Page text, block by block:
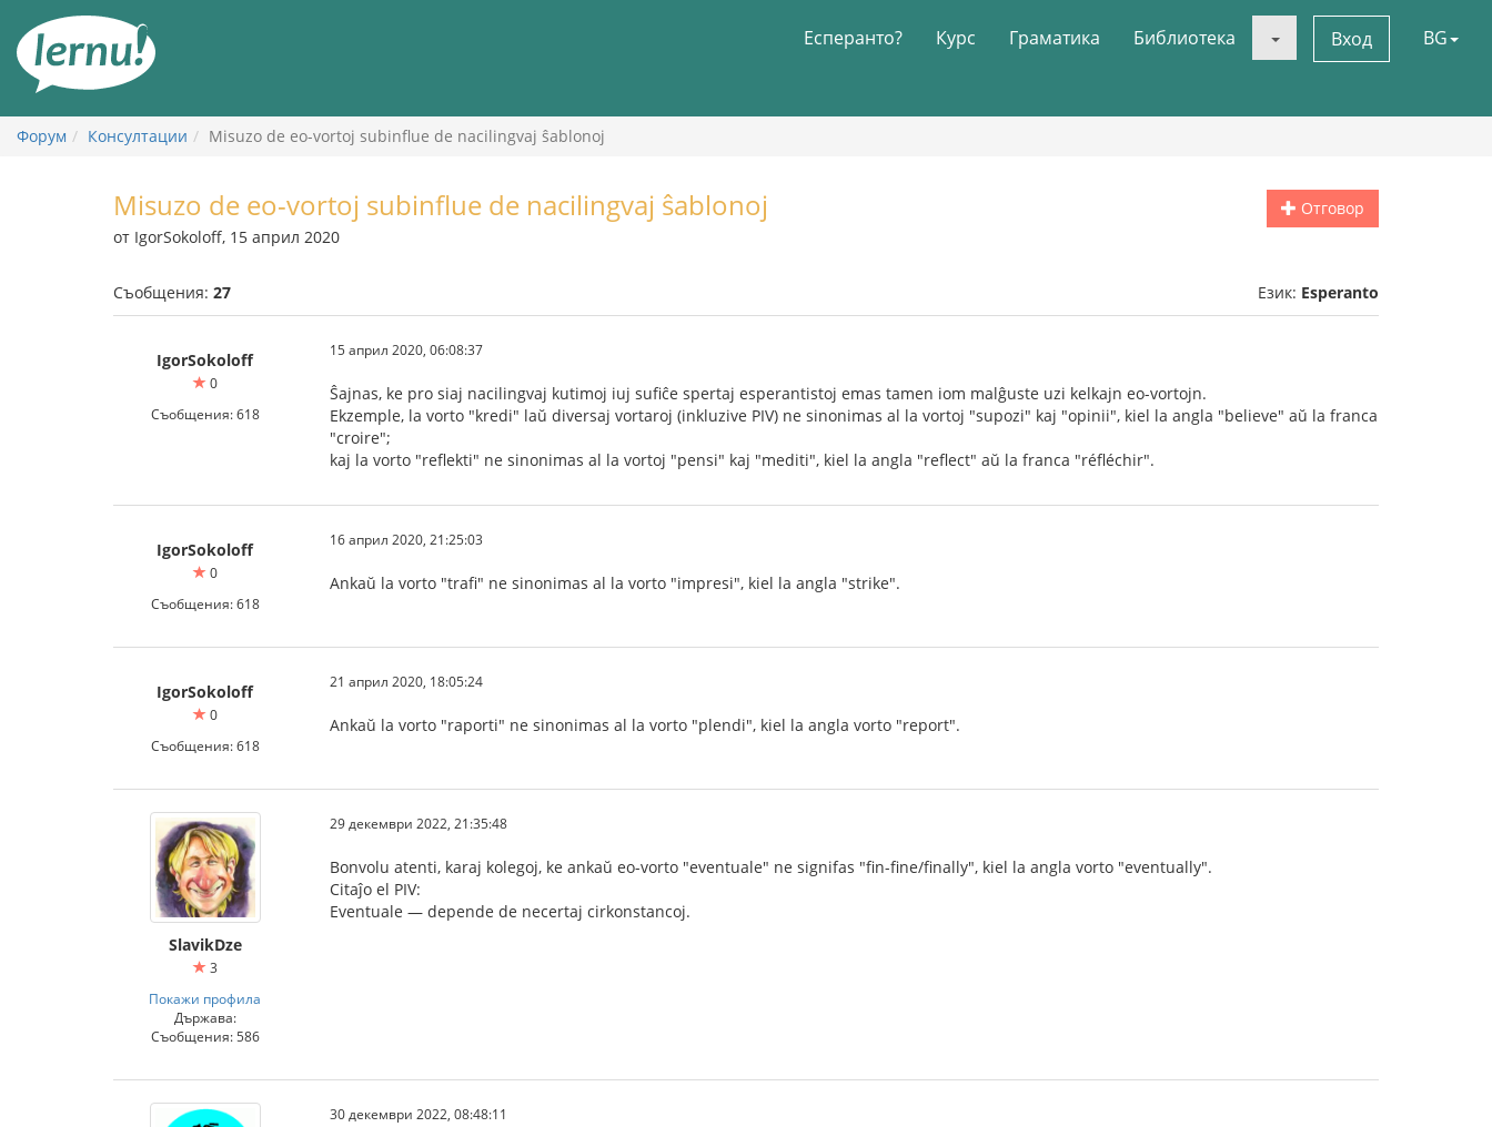
съдържанието
Есперанто? Курс Граматика Библиотека Вход BG
Форум Консултации Misuzo de eo-vortoj subinflue de nacilingvaj ŝablonoj
Отговор
Misuzo de eo-vortoj subinflue de nacilingvaj ŝablonoj
от IgorSokoloff, 15 април 2020
Съобщения: 27 Език: Esperanto
IgorSokoloff
0
Съобщения: 618
15 април 2020, 06:08:37
Ŝajnas, ke pro siaj nacilingvaj kutimoj iuj sufiĉe spertaj esperantistoj emas tamen iom malĝuste uzi kelkajn eo-vortojn.
Ekzemple, la vorto "kredi" laŭ diversaj vortaroj (inkluzive PIV) ne sinonimas al la vortoj "supozi" kaj "opinii", kiel la angla "believe" aŭ la franca
"croire";
kaj la vorto "reflekti" ne sinonimas al la vortoj "pensi" kaj "mediti", kiel la angla "reflect" aŭ la franca "réfléchir".
IgorSokoloff
0
Съобщения: 618
16 април 2020, 21:25:03
Ankaŭ la vorto "trafi" ne sinonimas al la vorto "impresi", kiel la angla "strike".
IgorSokoloff
0
Съобщения: 618
21 април 2020, 18:05:24
Ankaŭ la vorto "raporti" ne sinonimas al la vorto "plendi", kiel la angla vorto "report".
SlavikDze
3
Покажи профила
Държава:
Съобщения: 586
29 декември 2022, 21:35:48
Bonvolu atenti, karaj kolegoj, ke ankaŭ eo-vorto "eventuale" ne signifas "fin-fine/finally", kiel la angla vorto "eventually".
Citaĵo el PIV:
Eventuale — depende de necertaj cirkonstancoj.
30 декември 2022, 08:48:11